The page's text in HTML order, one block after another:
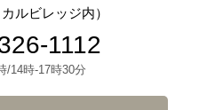
ルビレッジ内）
1112
/14時-17時30分